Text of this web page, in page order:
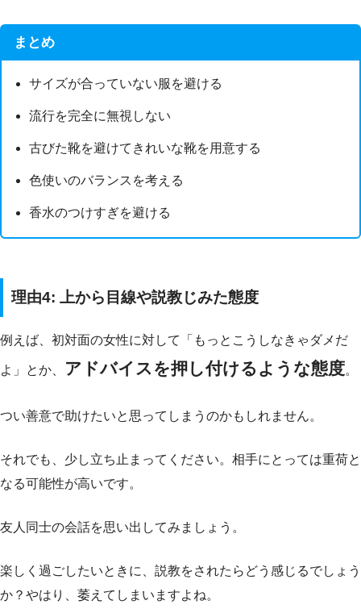
まとめ
サイズが合っていない服を避ける
流行を完全に無視しない
古びた靴を避けてきれいな靴を用意する
色使いのバランスを考える
香水のつけすぎを避ける
理由4: 上から目線や説教じみた態度
例えば、初対面の女性に対して「もっとこうしなきゃダメだ
よ」とか、 アドバイスを押し付けるような態度。
つい善意で助けたいと思ってしまうのかもしれません。
それでも、少し立ち止まってください。相手にとっては重荷と
なる可能性が高いです。
友人同士の会話を思い出してみましょう。
楽しく過ごしたいときに、説教をされたらどう感じるでしょう
か？やはり、萎えてしまいますよね。